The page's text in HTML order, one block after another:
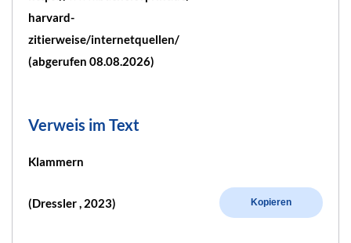
harvard-
zitierweise/internetquellen/
(abgerufen 08.08.2026)
Verweis im Text
Klammern
(Dressler , 2023) Kopieren